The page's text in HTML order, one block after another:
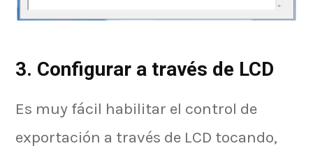
3. Configurar a través de LCD
Es muy fácil habilitar el control de
exportación a través de LCD tocando,